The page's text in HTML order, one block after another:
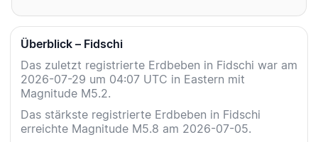
Überblick – Fidschi
Das zuletzt registrierte Erdbeben in Fidschi war am
2026-07-29 um 04:07 UTC in Eastern mit
Magnitude M5.2.
Das stärkste registrierte Erdbeben in Fidschi
erreichte Magnitude M5.8 am 2026-07-05.